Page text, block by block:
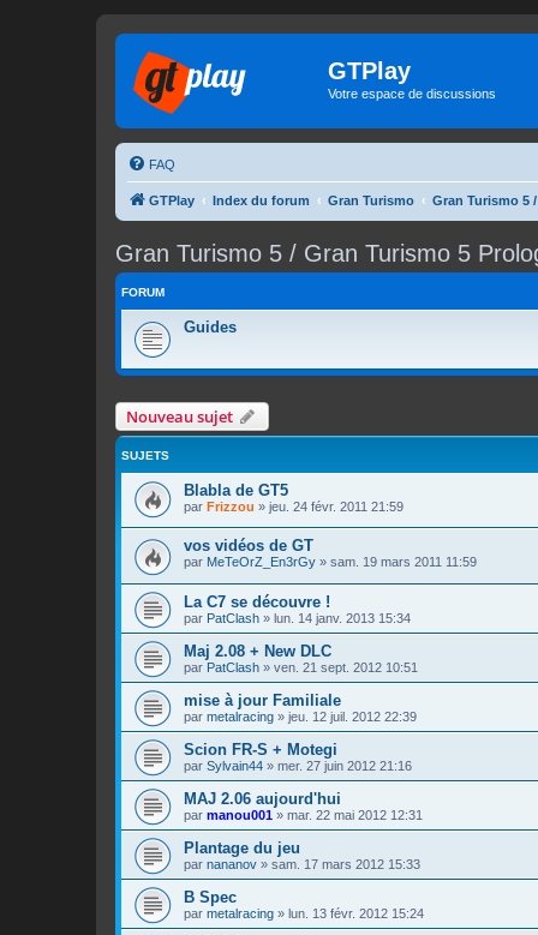
GTPlay
Votre espace de discussions
FAQ
GTPlay Index du forum Gran Turismo Gran Turismo 5
Gran Turismo 5 / Gran Turismo 5
FORUM
Guides
Nouveau sujet
SUJETS
Blabla de GT5
par Frizzou » jeu. 24 févr. 2011 21:59
vos vidéos de GT
par MeTeOrZ_En3rGy » sam. 19 mars 2011 11:59
La C7 se découvre !
par PatClash » lun. 14 janv. 2013 15:34
Maj 2.08 + New DLC
par PatClash » ven. 21 sept. 2012 10:51
mise à jour Familiale
par metalracing » jeu. 12 juil. 2012 22:39
Scion FR-S + Motegi
par Sylvain44 » mer. 27 juin 2012 21:16
MAJ 2.06 aujourd'hui
par manou001 » mar. 22 mai 2012 12:31
Plantage du jeu
par nananov » sam. 17 mars 2012 15:33
B Spec
par metalracing » lun. 13 févr. 2012 15:24